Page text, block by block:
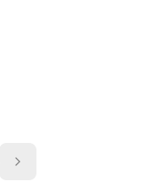
Next products